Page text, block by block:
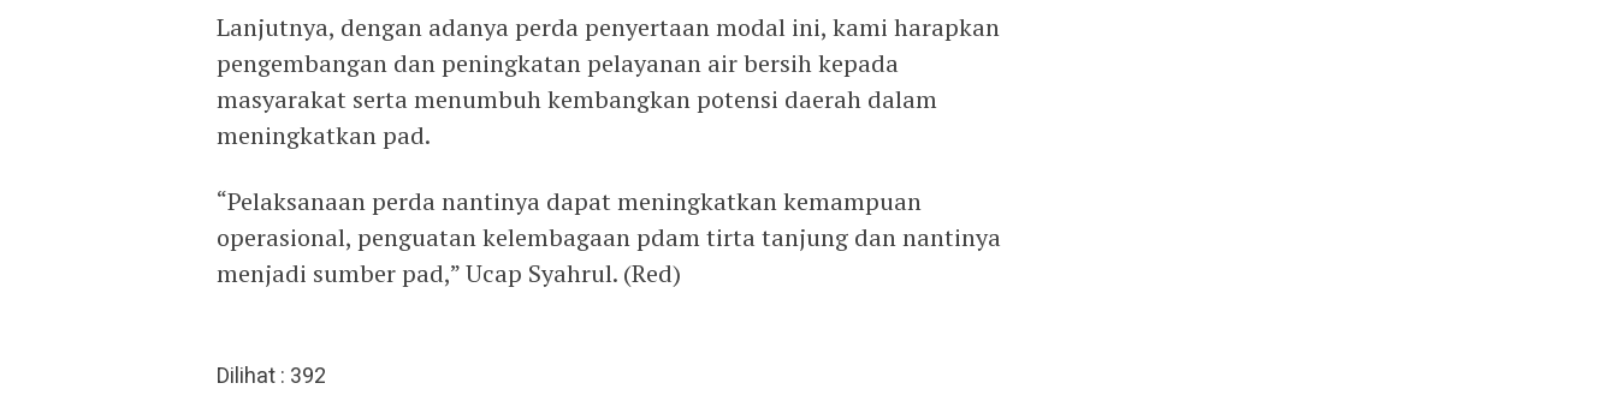
Lanjutnya, dengan adanya perda penyertaan modal ini, kami harapkan
pengembangan dan peningkatan pelayanan air bersih kepada
masyarakat serta menumbuh kembangkan potensi daerah dalam
meningkatkan pad.
“Pelaksanaan perda nantinya dapat meningkatkan kemampuan
operasional, penguatan kelembagaan pdam tirta tanjung dan nantinya
menjadi sumber pad,” Ucap Syahrul. (Red)
Dilihat : 392